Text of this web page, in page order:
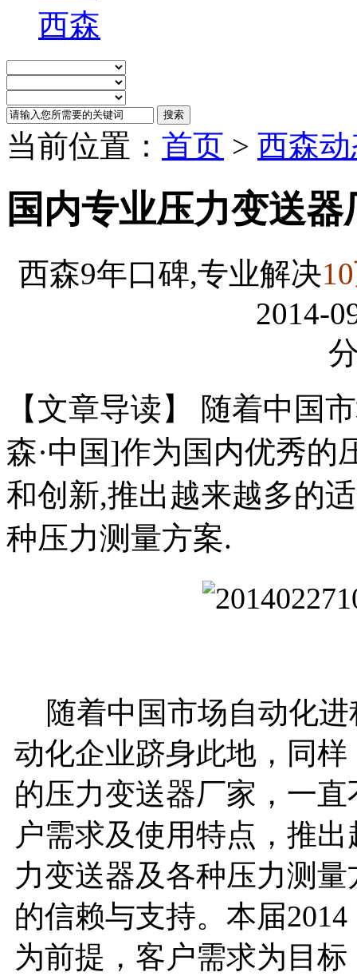
西森
当前位置： 首页 > 西森
国内专业压力变送
西森9年口碑,专业解决
2014-
【文章导读】 随着中国
森·中国]作为国内优秀的
和创新,推出越来越多的
种压力测量方案.
随着中国市场自动化进
动化企业跻身此地，同
的压力变送器厂家，一
户需求及使用特点，推
力变送器及各种压力测
的信赖与支持。本届
为前提，客户需求为目